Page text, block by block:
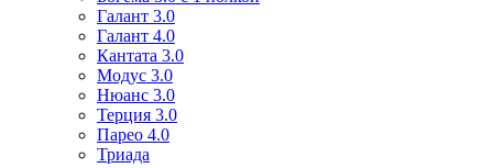
Галант 3.0
Галант 4.0
Кантата 3.0
Модус 3.0
Нюанс 3.0
Терция 3.0
Парео 4.0
Триада